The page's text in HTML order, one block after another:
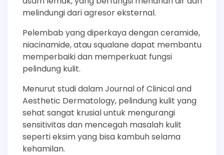
melindungi dari agresor eksternal.
Pelembab yang diperkaya dengan ceramide,
niacinamide, atau squalane dapat membantu
memperbaiki dan memperkuat fungsi
pelindung kulit.
Menurut studi dalam Journal of Clinical and
Aesthetic Dermatology, pelindung kulit yang
sehat sangat krusial untuk mengurangi
sensitivitas dan mencegah masalah kulit
seperti eksim yang bisa kambuh selama
kehamilan.